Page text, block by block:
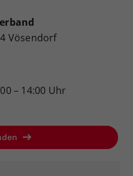
Vösendorf
– 14:00 Uhr